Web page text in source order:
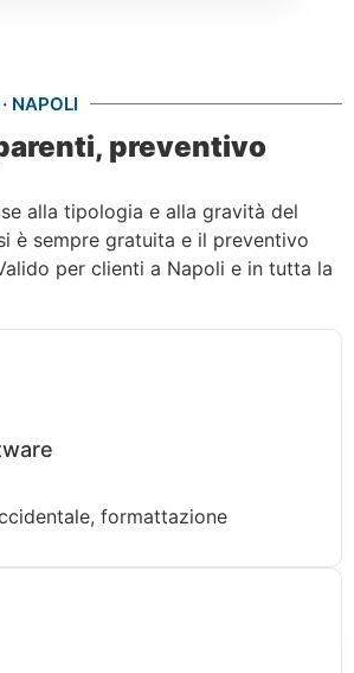
NAPOLI
preventivo
alla tipologia e alla gravità del
è sempre gratuita e il preventivo
per clienti a Napoli e in tutta la
formattazione